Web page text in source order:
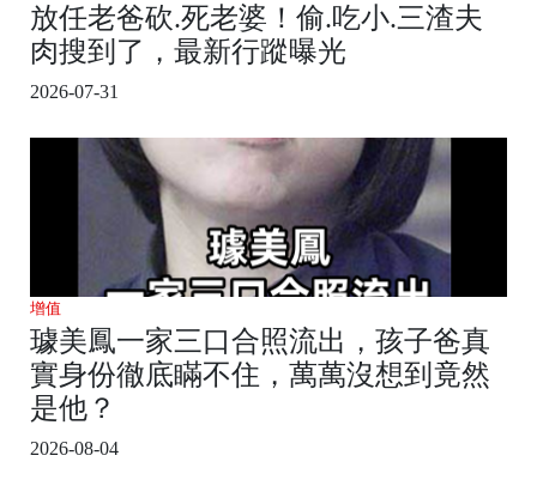
放任老爸砍.死老婆！偷.吃小.三渣夫
肉搜到了，最新行蹤曝光
2026-07-31
增值
璩美鳳一家三口合照流出，孩子爸真
實身份徹底瞞不住，萬萬沒想到竟然
是他？
2026-08-04